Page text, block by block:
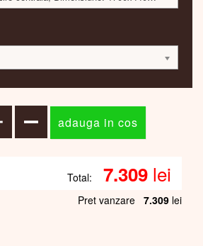
Total: 7.309 lei
Pret vanzare 7.309 lei